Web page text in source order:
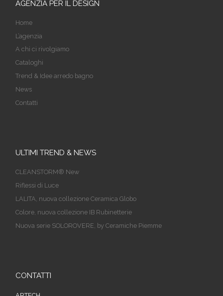
AGENZIA PER IL DESIGN
Home
L’agenzia
A chi ci rivolgiamo
Cataloghi
Trend & Idee arredo bagno
News
Contatti
ULTIMI TREND & NEWS
CLEANSTORM® New
Riflessi di Luce
LALITA, nuova collezione Ceramica Globo
Colore, nuova collezione IB Rubinetterie
Nuova serie SOLOROVERE, by Ceramiche Piemme
CONTATTI